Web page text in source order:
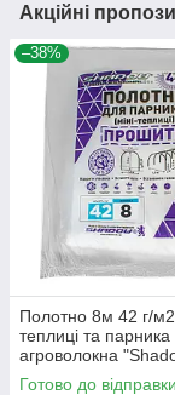
Акційні
–38%
Полотно 8м 42 г/
теплиці та
агроволокна
Готово до відправки